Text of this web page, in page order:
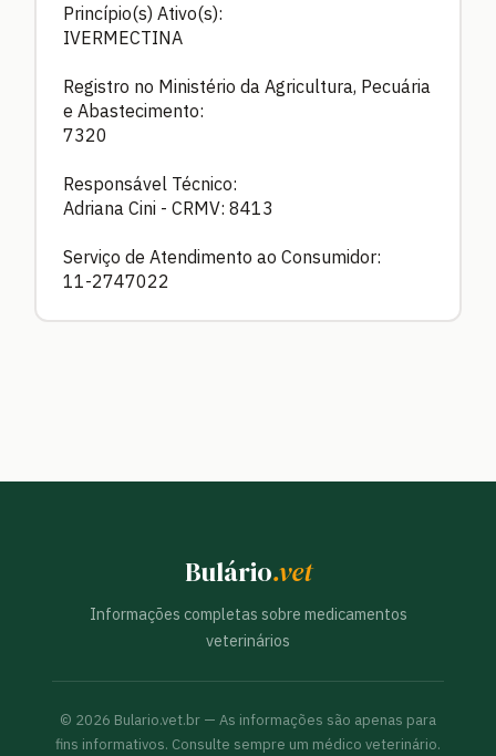
Princípio(s) Ativo(s):
IVERMECTINA
Registro no Ministério da Agricultura, Pecuária
e Abastecimento:
7320
Responsável Técnico:
Adriana Cini - CRMV: 8413
Serviço de Atendimento ao Consumidor:
11-2747022
Bulário.vet
Informações completas sobre medicamentos
veterinários
© 2026 Bulario.vet.br — As informações são apenas para
fins informativos. Consulte sempre um médico veterinário.